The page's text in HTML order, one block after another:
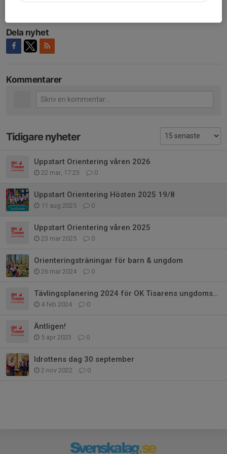
Dela nyhet
Kommentarer
Tidigare nyheter
Uppstart Orientering våren 2026
22 mar, 17:23 0
Uppstart Orientering Hösten 2025 19/8
11 aug 2025 0
Uppstart Orientering våren 2025
23 mar 2025 0
Orienteringsträningar för barn & ungdom
26 mar 2024 0
Tävlingsplanering 2024 för OK Tisarens ungdomsgrupp
4 feb 2024 0
Äntligen!
5 apr 2023 0
Idrottens dag 30 september
2 nov 2022 0